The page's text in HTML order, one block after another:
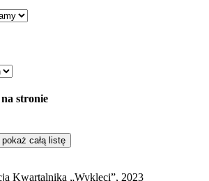
stronie
Kwartalnika „Wyklęci”, 2023